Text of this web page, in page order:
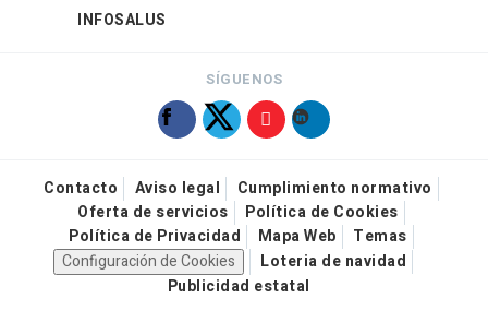
INFOSALUS
SÍGUENOS
Contacto Aviso legal
Cumplimiento normativo
Oferta de servicios
Política de Cookies
Política de Privacidad
Mapa Web
Temas
Configuración de Cookies
Loteria de navidad
Publicidad estatal